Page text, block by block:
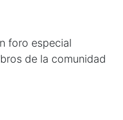
foro especial
de la comunidad